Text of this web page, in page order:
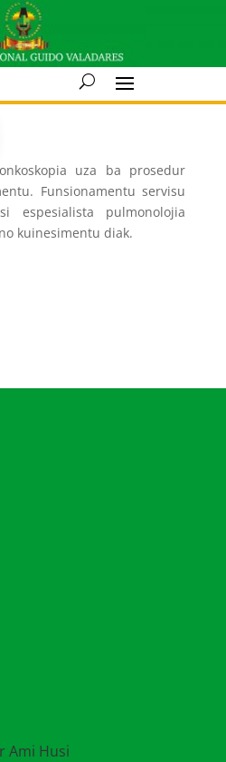
uza ba prosedur
Funsionamentu servisu
espesialista pulmonolojia
kuinesimentu diak.
Ami Husi